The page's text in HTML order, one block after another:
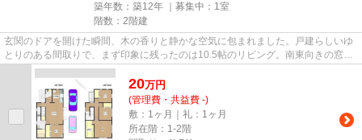
築年数：築12年 ｜募集中： 1室
階数：2階建
玄関のドアを開けた瞬間、木の香りと静かな空気に包まれました。戸建らしいゆ
とりのある間取りで、まず印象に残ったのは10.5帖のリビング。南東向きの窓か
ら朝の光がしっかりと入り、...
20万円
(管理費・共益費 -)
敷：1ヶ月｜礼：1ヶ月
所在階：1-2階